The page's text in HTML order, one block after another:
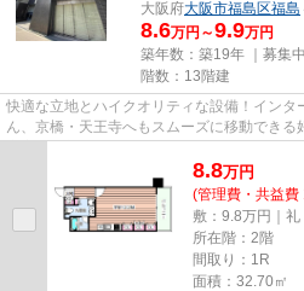
大阪府大阪市福島区福島
8.6万円～9.9万円
築年数：築19年 ｜募集中
階数：13階建
快適な立地とハイクオリティな設備！イン
ん、京橋・天王寺へもスムーズに移動でき
8.8万円
(管理費・共益費
敷：9.8万円｜礼
所在階：2階
間取り：1R
面積：32.70㎡